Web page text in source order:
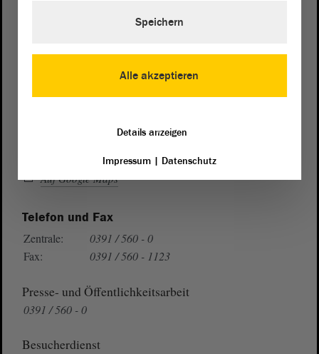
von Sachsen-Anhalt
Domplatz 6–9
Wegbeschreibung
Auf Google Maps
Telefon und Fax
Zentrale:
0391 / 560 - 0
Fax:
0391 / 560 - 1123
Presse- und Öffentlichkeitsarbeit
0391 / 560 - 0
Besucherdienst
Alle akzeptieren
Speichern
Details anzeigen
Impressum| Datenschutz